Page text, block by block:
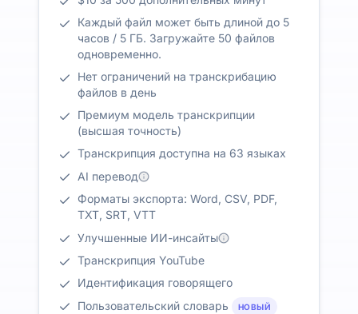
Каждый файл может быть длиной до 5
часов / 5 ГБ. Загружайте 50 файлов
одновременно.
Нет ограничений на транскрибацию
файлов в день
Премиум модель транскрипции
(высшая точность)
Транскрипция доступна на 63 языках
AI перевод
Форматы экспорта: Word, CSV, PDF,
TXT, SRT, VTT
Улучшенные ИИ-инсайты
Транскрипция YouTube
Идентификация говорящего
Пользовательский словарь
НОВЫЙ